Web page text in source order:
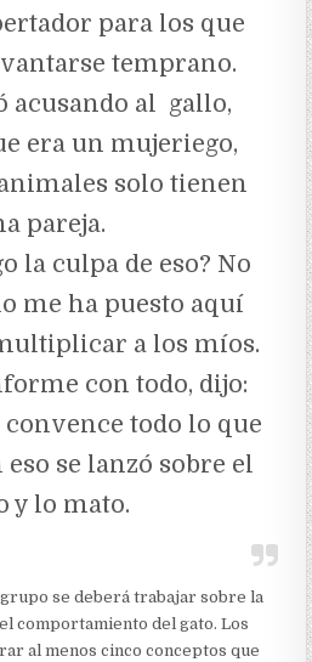
para los que
temprano.
acusando al gallo,
era un mujeriego,
solo tienen
pareja.
la culpa de eso? No
me ha puesto aquí
a los míos.
con todo, dijo:
convence todo lo que
eso se lanzó sobre el
y lo mato.
se deberá trabajar sobre la
comportamiento del gato. Los
al menos cinco conceptos que